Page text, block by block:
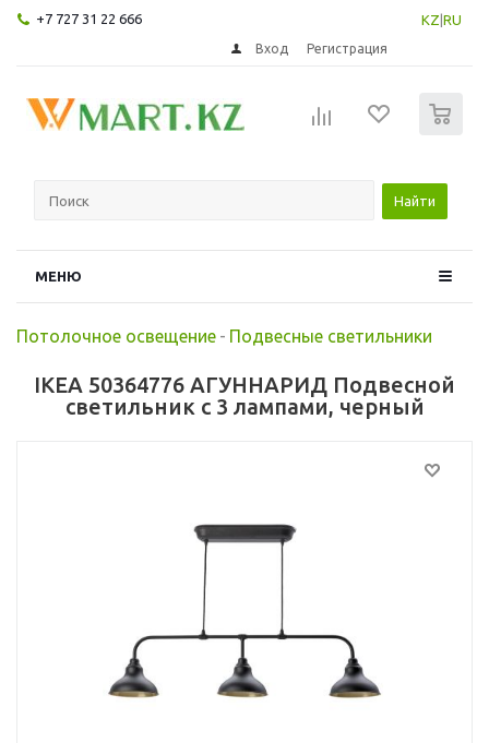
+7 727 31 22 666 KZ RU
Вход Регистрация
Найти
МЕНЮ
Потолочное освещение - Подвесные светильники
IKEA 50364776 АГУННАРИД Подвесной
светильник с 3 лампами, черный